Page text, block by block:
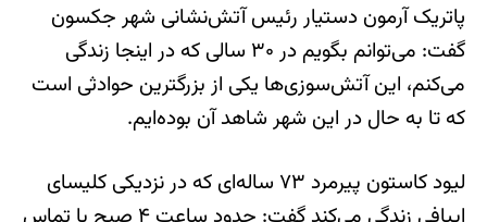
پاتریک آرمون دستیار رئیس آتش‌نشانی شهر جکسون
گفت: می‌توانم بگویم در ۳۰ سالی که در اینجا زندگی
می‌کنم، این آتش‌سوزی‌ها یکی از بزرگترین حوادثی است
که تا به حال در این شهر شاهد آن بوده‌ایم.
لیود کاستون پیرمرد ۷۳ ساله‌ای که در نزدیکی کلیسای